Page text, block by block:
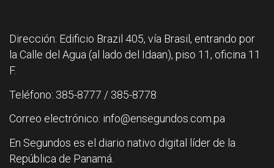
Dirección: Edificio Brazil 405, vía Brasil, entrando por
la Calle del Agua (al lado del Idaan), piso 11, oficina 11
F.
Teléfono: 385-8777 / 385-8778
Correo electrónico: info@ensegundos.com.pa
En Segundos es el diario nativo digital líder de la
República de Panamá.